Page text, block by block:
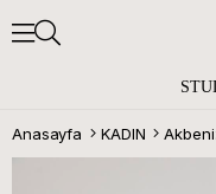
Anasayfa KADIN